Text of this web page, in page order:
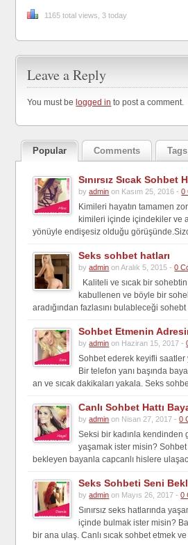
1165 total views, 3 today
Leave a Reply
You must be logged in to post a comment.
Popular Comments Tags
Sınırsız Sıcak Sohbet
byadmin on Kasım 25, 2016 -0
Kimileri hayatın tamamen
kimileri içinde içindekiler ve
yönüyle endişesiz olduğu
Seks sohbet hatları
byadmin on Aralık 5, 2015 -0
Kaliteli ve sıcak bir
kabullenen ve böyle bir
aradığından fazlasını bulableceği sohebt
Sohbet Etmenin
byadmin on Haziran 15, 2017 -
Sohbet ederek keyifli
Bir telefon yanı başında
an ve sıcak dakikaları yakala. Seks
Canlı Sohbet Hattı
byadmin on Nisan 27, 2017 -0
Seksi bir kadınla kendinden
yaşamak ister misin? Sohbet
bekleyen bayanla capcanlı hislere
Seks Sohbeti Seni
byadmin on Mayıs 26, 2017 -0
Sınırsız seks hatlarında
içinde bulmak ister misin?
bir ana ulaş. Canlı sıcak sohbet etmek